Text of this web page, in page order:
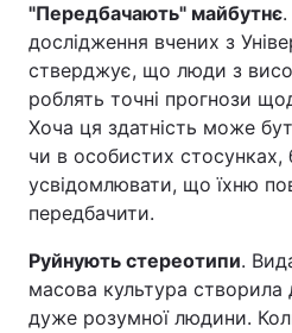
"Передбачають" майбутнє
дослідження вчених з
стверджує, що люди з
роблять точні прогнози
Хоча ця здатність може
чи в особистих
усвідомлювати, що їхню
передбачити.
Руйнують стереотипи.
масова культура створила
дуже розумної людини.